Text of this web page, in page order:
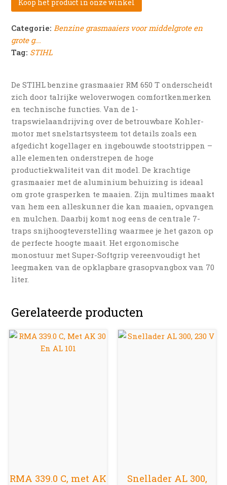
Koop het product in onze winkel
Categorie: Benzine grasmaaiers voor middelgrote en
grote g...
Tag: STIHL
De STIHL benzine grasmaaier RM 650 T onderscheidt
zich door talrijke weloverwogen comfortkenmerken
en technische functies. Van de 1-
trapswielaandrijving over de betrouwbare Kohler-
motor met snelstartsysteem tot details zoals een
afgedicht kogellager en ingebouwde stootstrippen –
alle elementen onderstrepen de hoge
productiekwaliteit van dit model. De krachtige
grasmaaier met de aluminium behuizing is ideaal
om grote grasperken te maaien. Zijn multimes maakt
van hem een alleskunner die kan maaien, opvangen
en mulchen. Daarbij komt nog eens de centrale 7-
traps snijhoogteverstelling waarmee je het gazon op
de perfecte hoogte maait. Het ergonomische
monostuur met Super-Softgrip vereenvoudigt het
leegmaken van de opklapbare grasopvangbox van 70
liter.
Gerelateerde producten
RMA 339.0 C, met AK
Snellader AL 300,